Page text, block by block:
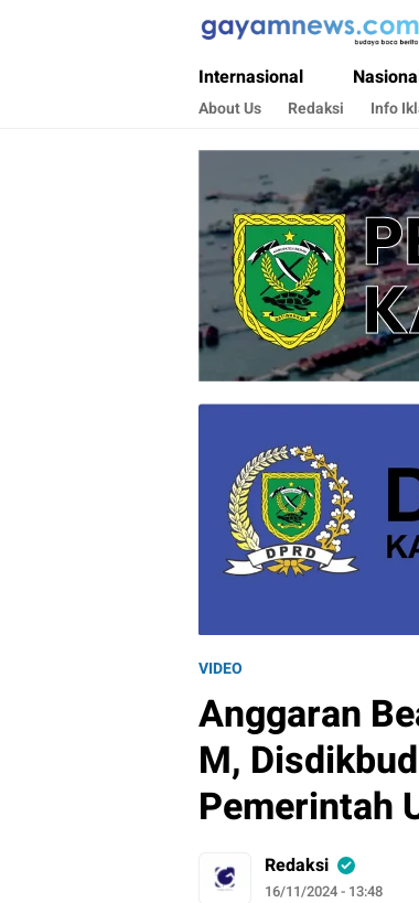
Gayamnews.com
Budaya Baca Berita
Internasional
About Us Redaksi Info
VIDEO
Anggaran
M,
Pemerintah
Redaksi
16/11/2024 - 13:48